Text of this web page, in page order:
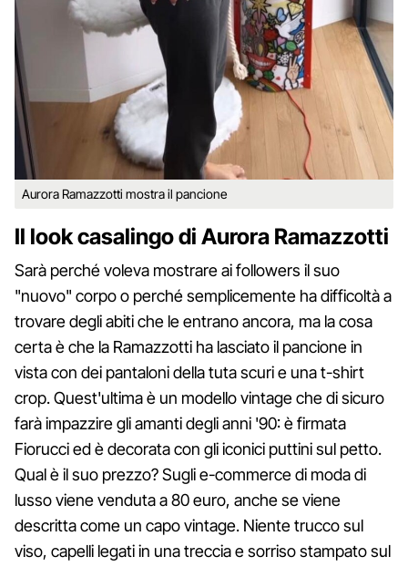
Aurora Ramazzotti mostra il pancione
Il look casalingo di Aurora Ramazzotti
Sarà perché voleva mostrare ai followers il suo
"nuovo" corpo o perché semplicemente ha difficoltà a
trovare degli abiti che le entrano ancora, ma la cosa
certa è che la Ramazzotti ha lasciato il pancione in
vista con dei pantaloni della tuta scuri e una t-shirt
crop. Quest'ultima è un modello vintage che di sicuro
farà impazzire gli amanti degli anni '90: è firmata
Fiorucci ed è decorata con gli iconici puttini sul petto.
Qual è il suo prezzo? Sugli e-commerce di moda di
lusso viene venduta a 80 euro, anche se viene
descritta come un capo vintage. Niente trucco sul
viso, capelli legati in una treccia e sorriso stampato sul